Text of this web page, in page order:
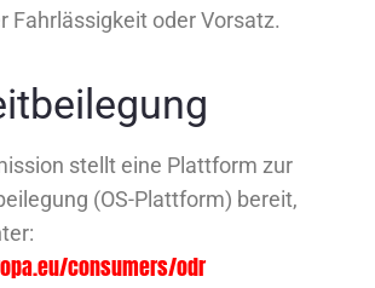
Fahrlässigkeit oder Vorsatz.
stellt eine Plattform zur
(OS-Plattform) bereit,
consumers/odr